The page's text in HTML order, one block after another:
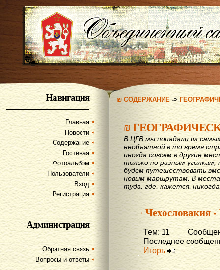
Навигация
Главная
Новости
Содержание
Гостевая
Фотоальбом
Пользователи
Вход
Регистрация
Администрация
Обратная связь
Вопросы и ответы
₪ СОДЕРЖАНИЕ->
₪
В ЦГВ мы попадали из
необъятной в то время
иногда совсем в другие
только по разным
будем путешествовать
новым маршрутам. В
туда, где, кажется,
▫ Чехословакия
Тем: 11
Последнее
Игорь